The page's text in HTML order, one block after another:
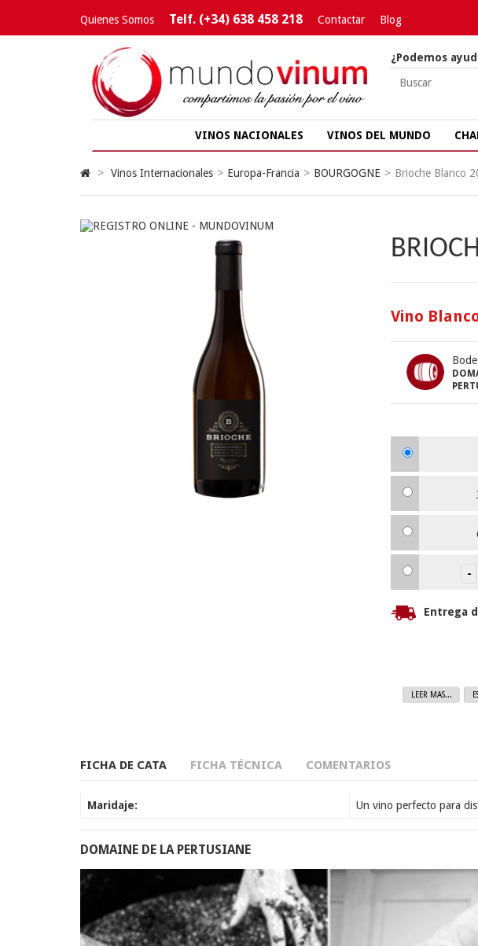
Quienes Somos Telf. (+34) 638 458 218 Contactar Blog
¿Podemos
VINOS NACIONALES VINOS DEL MUNDO
> Vinos Internacionales > Europa-Francia > BOURGOGNE > Brioche Blanco
Vino
Entrega
LEER MAS...
FICHA DE CATA FICHA TÉCNICA COMENTARIOS
Maridaje: Un vino perfecto para
DOMAINE DE LA PERTUSIANE